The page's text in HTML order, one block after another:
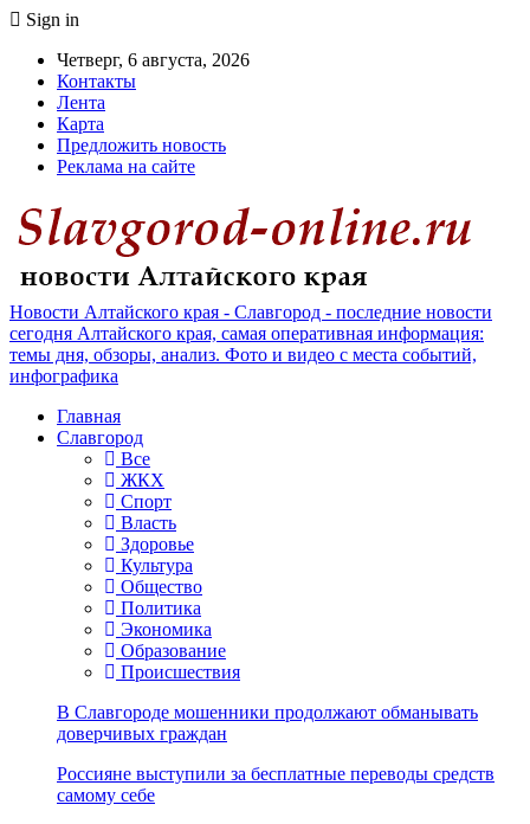
Sign in
Четверг, 6 августа, 2026
Контакты
Лента
Карта
Предложить новость
Реклама на сайте
Новости Алтайского края - Славгород - последние новости
сегодня Алтайского края, самая оперативная информация:
темы дня, обзоры, анализ. Фото и видео с места событий,
инфографика
Главная
Славгород
Все
ЖКХ
Спорт
Власть
Здоровье
Культура
Общество
Политика
Экономика
Образование
Происшествия
В Славгороде мошенники продолжают обманывать
доверчивых граждан
Россияне выступили за бесплатные переводы средств
самому себе